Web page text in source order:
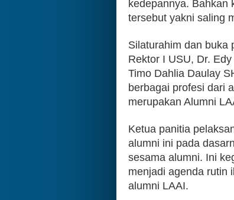
kedepannya. Bahkan
tersebut yakni saling
Silaturahim dan buka
Rektor I USU, Dr.
Timo Dahlia Daulay
berbagai profesi dari
merupakan Alumni
Ketua panitia
alumni ini pada
sesama alumni. Ini
menjadi agenda rutin
alumni LAAI.